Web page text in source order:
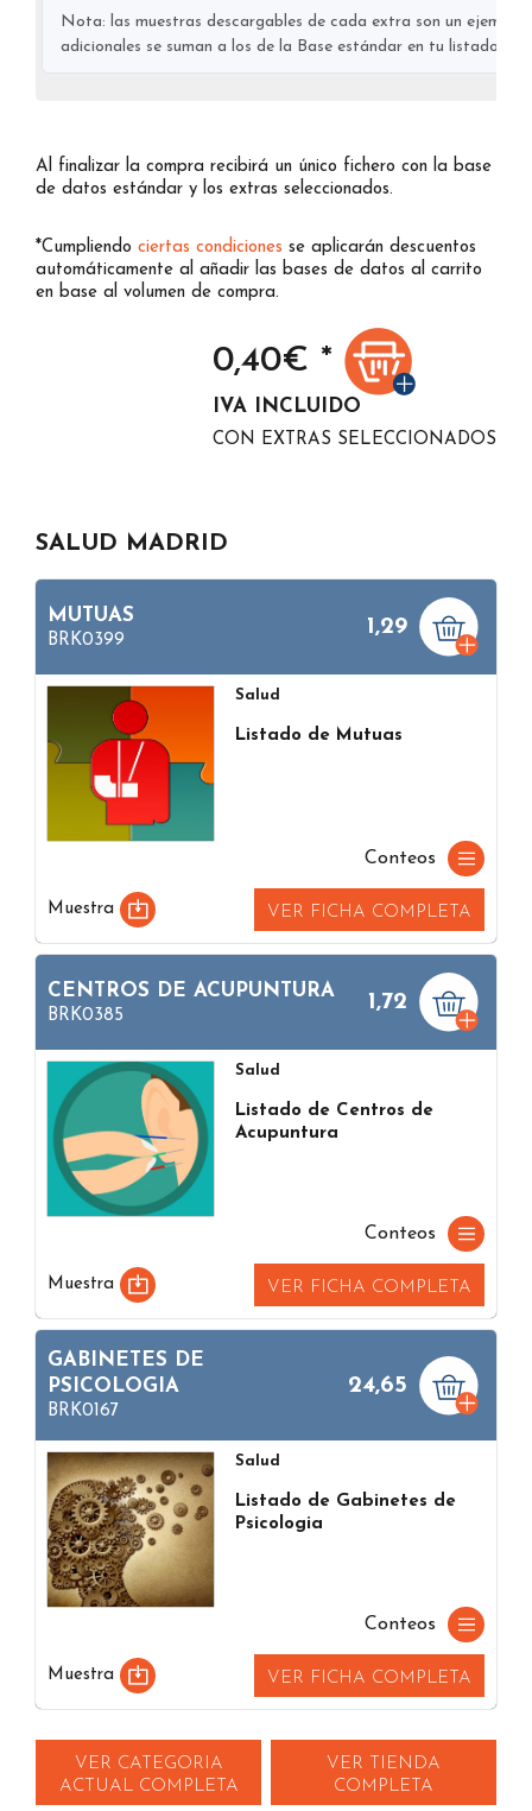
Nota: las muestras descargables de cada extra son un
adicionales se suman a los de la Base estándar en tu listado
Al finalizar la compra recibirá un único fichero con la base
de datos estándar y los extras seleccionados.
*Cumpliendo ciertas condiciones se aplicarán descuentos
automáticamente al añadir las bases de datos al carrito
en base al volumen de compra.
0,40€ *
IVA INCLUIDO
CON EXTRAS SELECCIONADOS
SALUD MADRID
MUTUAS
BRK0399
1,29
Salud
Listado de Mutuas
Conteos
Muestra VER FICHA COMPLETA
CENTROS DE ACUPUNTURA
BRK0385
1,72
Salud
Listado de Centros de
Acupuntura
Conteos
Muestra VER FICHA COMPLETA
GABINETES DE
PSICOLOGIA
BRK0167
24,65
Salud
Listado de Gabinetes de
Psicologia
Conteos
Muestra VER FICHA COMPLETA
VER CATEGORIA
ACTUAL COMPLETA
VER TIENDA
COMPLETA